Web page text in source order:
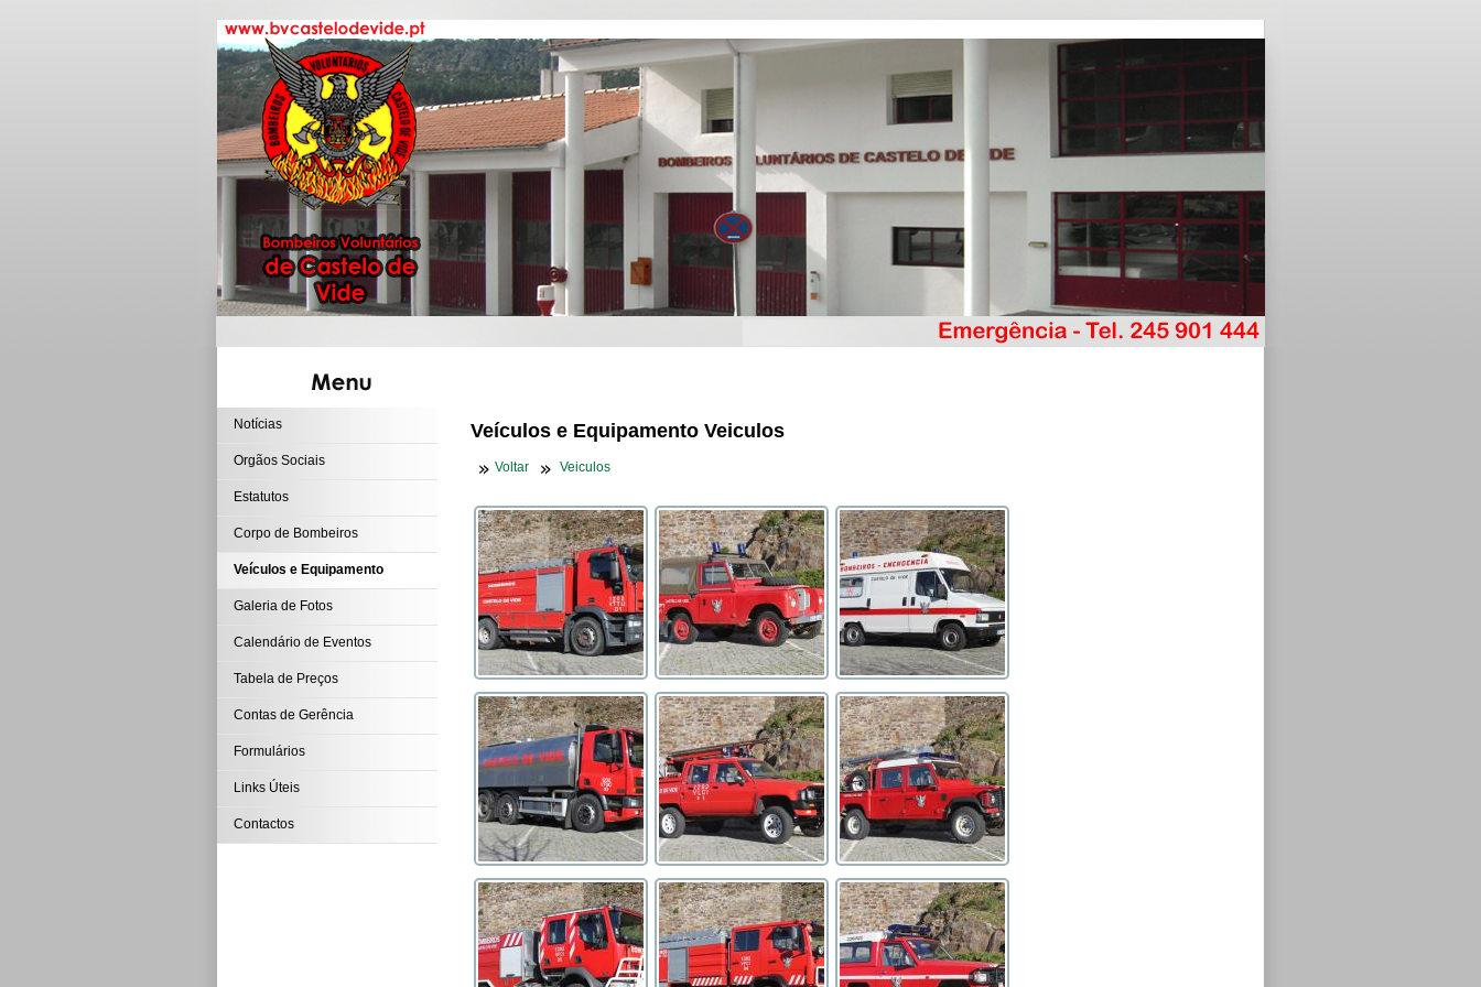
Notícias
Orgãos Sociais
Estatutos
Corpo de Bombeiros
Veículos e Equipamento
Galeria de Fotos
Calendário de Eventos
Tabela de Preços
Contas de Gerência
Formulários
Links Úteis
Contactos
Veículos e Equipamento Veiculos
Voltar Veiculos